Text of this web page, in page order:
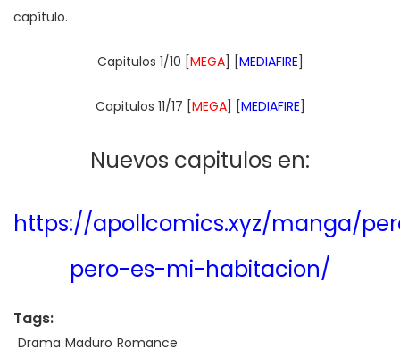
capítulo.
Capitulos 1/10 [MEGA] [MEDIAFIRE]
Capitulos 11/17 [MEGA] [MEDIAFIRE]
Nuevos capitulos en:
https://apollcomics.xyz/manga/
pero-es-mi-habitacion/
Tags:
Drama Maduro Romance